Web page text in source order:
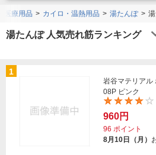
医療用品 カイロ・温熱用品 湯たんぽ
湯たんぽ 人気売れ筋ランキング
1
岩谷マテリアル
08P ピンク
960円
96 ポイント
8月10日（月）